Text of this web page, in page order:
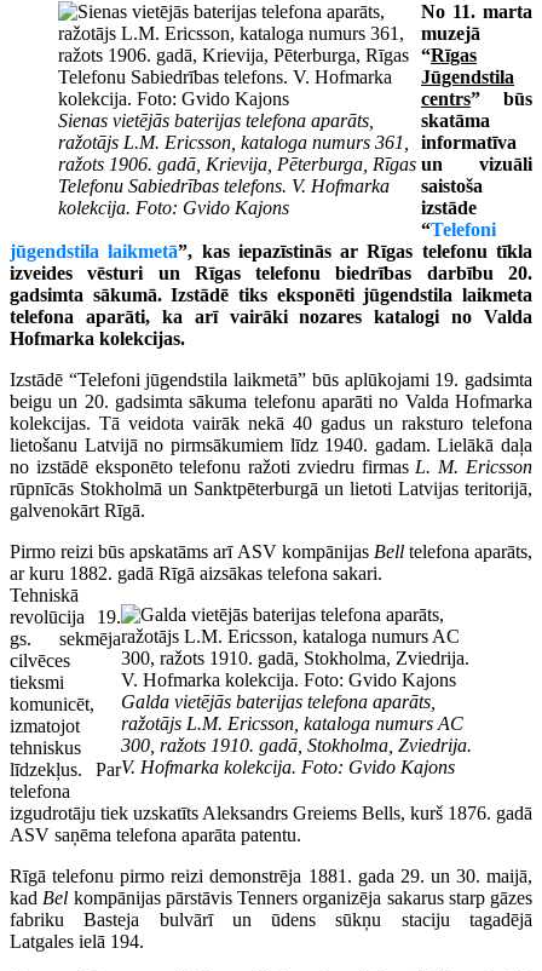
Sienas vietējās baterijas telefona aparāts,
ražotājs L.M. Ericsson, kataloga numurs 361,
ražots 1906. gadā, Krievija, Pēterburga, Rīgas
Telefonu Sabiedrības telefons. V. Hofmarka
kolekcija. Foto: Gvido Kajons
No 11. marta
muzejā
“Rīgas
Jūgendstila
centrs” būs
skatāma
informatīva
un vizuāli
saistoša
izstāde
“Telefoni
jūgendstila laikmetā”, kas iepazīstinās ar Rīgas telefonu tīkla
izveides vēsturi un Rīgas telefonu biedrības darbību 20.
gadsimta sākumā. Izstādē tiks eksponēti jūgendstila laikmeta
telefona aparāti, ka arī vairāki nozares katalogi no Valda
Hofmarka kolekcijas.
Izstādē “Telefoni jūgendstila laikmetā” būs aplūkojami 19. gadsimta
beigu un 20. gadsimta sākuma telefonu aparāti no Valda Hofmarka
kolekcijas. Tā veidota vairāk nekā 40 gadus un raksturo telefona
lietošanu Latvijā no pirmsākumiem līdz 1940. gadam. Lielākā daļa
no izstādē eksponēto telefonu ražoti zviedru firmasL. M. Ericsson
rūpnīcās Stokholmā un Sanktpēterburgā un lietoti Latvijas teritorijā,
galvenokārt Rīgā.
Pirmo reizi būs apskatāms arī ASV kompānijas Belltelefona aparāts,
ar kuru 1882. gadā Rīgā aizsākas telefona sakari.
Galda vietējās baterijas telefona aparāts,
ražotājs L.M. Ericsson, kataloga numurs AC
300, ražots 1910. gadā, Stokholma, Zviedrija.
V. Hofmarka kolekcija. Foto: Gvido Kajons
Tehniskā
revolūcija 19.
gs. sekmēja
cilvēces
tieksmi
komunicēt,
izmatojot
tehniskus
līdzekļus. Par
telefona
izgudrotāju tiek uzskatīts Aleksandrs Greiems Bells, kurš 1876. gadā
ASV saņēma telefona aparāta patentu.
Rīgā telefonu pirmo reizi demonstrēja 1881. gada 29. un 30. maijā,
kadBel kompānijas pārstāvis Tenners organizēja sakarus starp gāzes
fabriku Basteja bulvārī un ūdens sūkņu staciju tagadējā
Latgales ielā 194.